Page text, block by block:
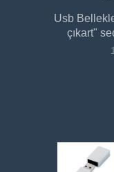
Usb
çıkart"